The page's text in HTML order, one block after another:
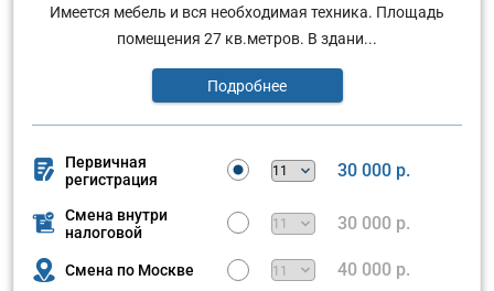
Имеется мебель и вся необходимая техника. Площадь
помещения 27 кв.метров. В здани...
Подробнее
Первичная
регистрация
30 000 р.
Смена внутри
налоговой
30 000 р.
Смена по Москве 40 000 р.